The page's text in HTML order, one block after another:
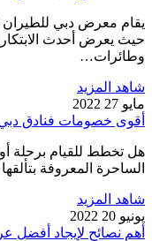
حيث يعرض أحدث
وطائرات…
شاهد المزيد
مايو 27 2022
أقوى خصومات فنادق
هل تخطط للقيام برحلة
الساحرة المعروفة
شاهد المزيد
يونيو 20 2022
أهم نصائح لإيجاد أفضل